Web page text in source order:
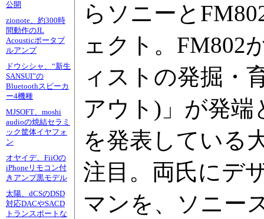
公開
zionote、約300時
間動作のJL
Acousticポータブ
ルアンプ
ドウシシャ、“新生
SANSUI”の
Bluetoothスピーカ
ー4機種
MJSOFT、moshi
audioの焼結セラミ
ック筐体イヤフォ
ン
オヤイデ、FiiOの
iPhoneリモコン付
きアンプ黒モデル
太陽、dCSのDSD
対応DACやSACD
トランスポートな
らソニーと
ェクト。FM802
ィストの発掘・
アウト)」が発
を発表している
注目。両氏にデ
マンを、ソニー